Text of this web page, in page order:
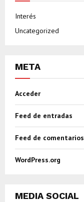
Interés
Uncategorized
META
Acceder
Feed de entradas
Feed de comentarios
WordPress.org
MEDIA SOCIAL